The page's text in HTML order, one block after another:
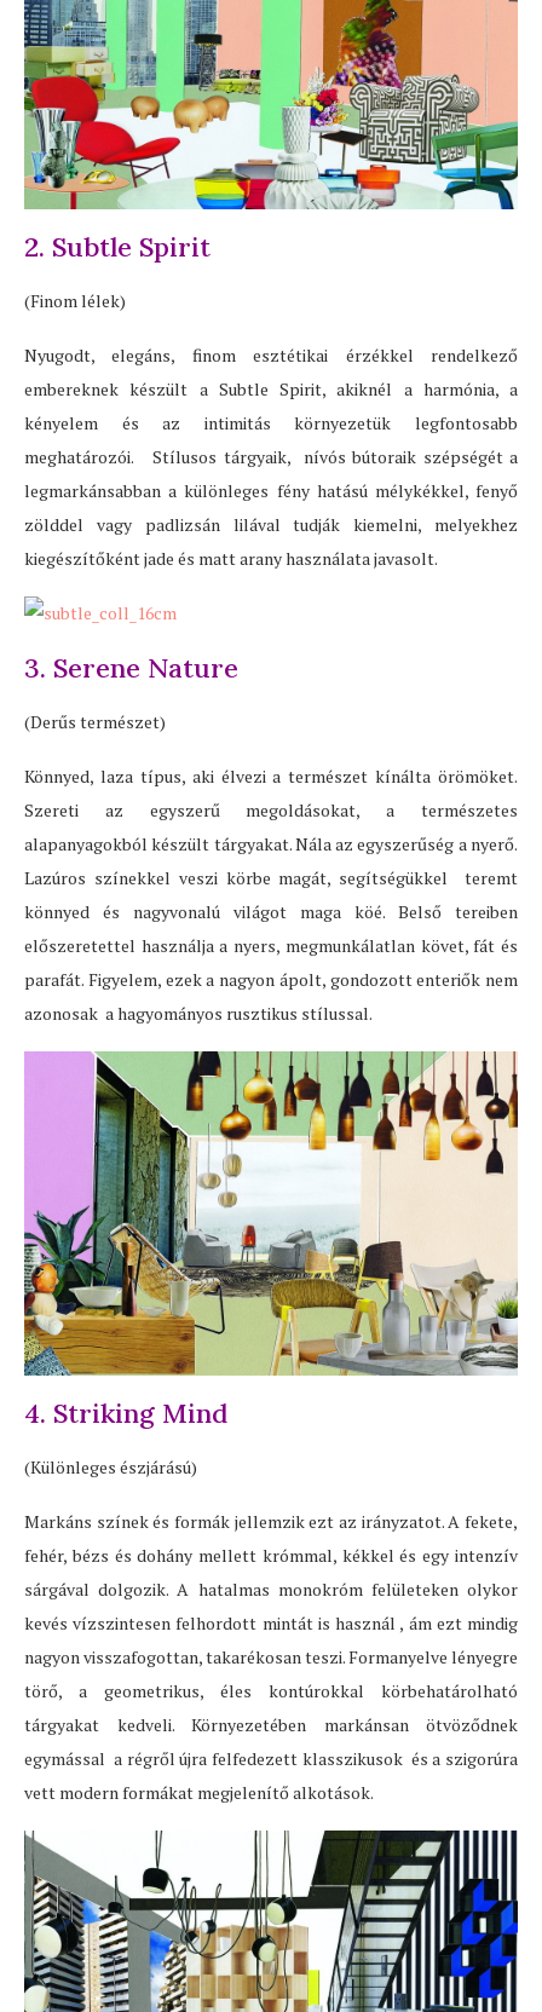
2. Subtle Spirit
(Finom lélek)
Nyugodt, elegáns, finom esztétikai érzékkel rendelkező
embereknek készült a Subtle Spirit, akiknél a harmónia, a
kényelem és az intimitás környezetük legfontosabb
meghatározói. Stílusos tárgyaik, nívós bútoraik szépségét a
legmarkánsabban a különleges fény hatású mélykékkel, fenyő
zölddel vagy padlizsán lilával tudják kiemelni, melyekhez
kiegészítőként jade és matt arany használata javasolt.
3. Serene Nature
(Derűs természet)
Könnyed, laza típus, aki élvezi a természet kínálta örömöket.
Szereti az egyszerű megoldásokat, a természetes
alapanyagokból készült tárgyakat. Nála az egyszerűség a nyerő.
Lazúros színekkel veszi körbe magát, segítségükkel teremt
könnyed és nagyvonalú világot maga köé. Belső tereiben
előszeretettel használja a nyers, megmunkálatlan követ, fát és
parafát. Figyelem, ezek a nagyon ápolt, gondozott enteriők nem
azonosak a hagyományos rusztikus stílussal.
4. Striking Mind
(Különleges észjárású)
Markáns színek és formák jellemzik ezt az irányzatot. A fekete,
fehér, bézs és dohány mellett krómmal, kékkel és egy intenzív
sárgával dolgozik. A hatalmas monokróm felületeken olykor
kevés vízszintesen felhordott mintát is használ , ám ezt mindig
nagyon visszafogottan, takarékosan teszi. Formanyelve lényegre
törő, a geometrikus, éles kontúrokkal körbehatárolható
tárgyakat kedveli. Környezetében markánsan ötvöződnek
egymással a régről újra felfedezett klasszikusok és a szigorúra
vett modern formákat megjelenítő alkotások.